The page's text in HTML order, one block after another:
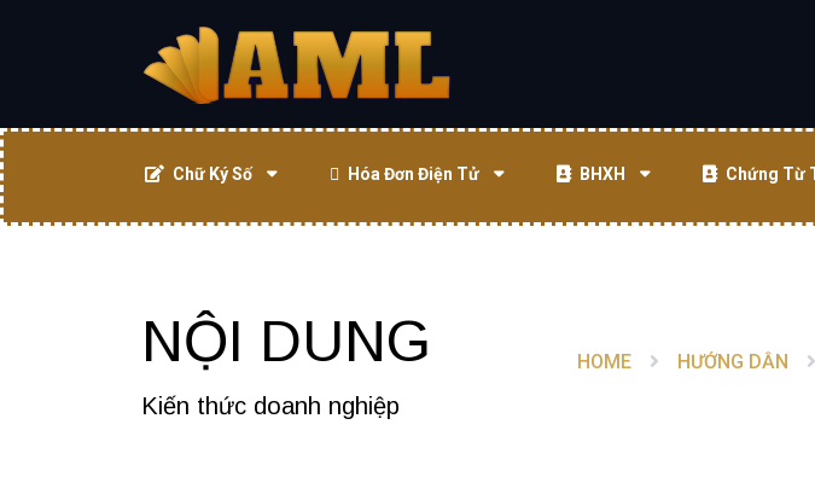
Chữ Ký Số Hóa Đơn Điện Tử BHXH Chứng Từ
NỘI DUNG
Kiến thức doanh nghiệp
HOME HƯỚNG DẪN